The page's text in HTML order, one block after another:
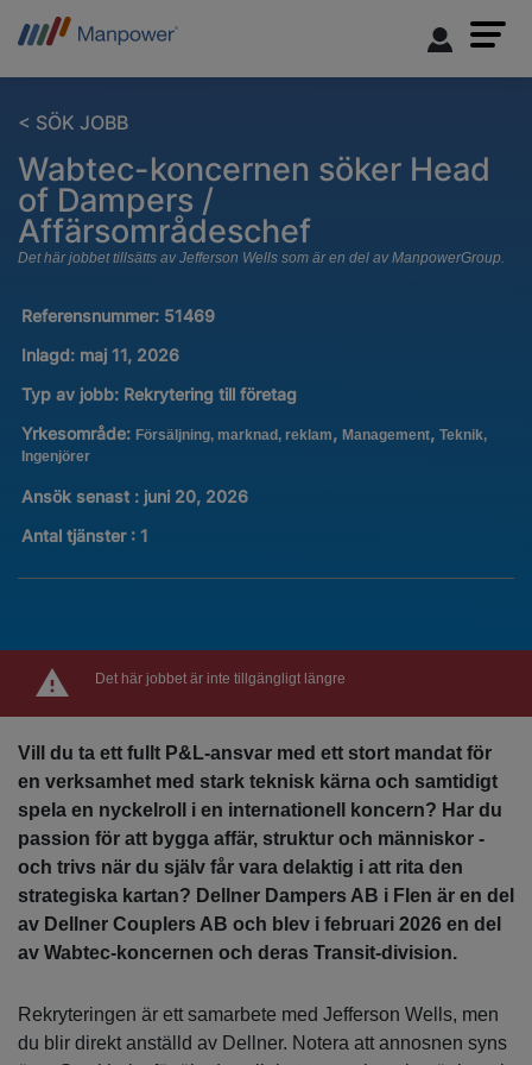
< SÖK JOBB
Wabtec-koncernen söker Head
of Dampers /
Affärsområdeschef
Det här jobbet tillsätts av Jefferson Wells som är en del av ManpowerGroup.
Referensnummer: 51469
Inlagd: maj 11, 2026
Typ av jobb: Rekrytering till företag
Yrkesområde: Försäljning, marknad, reklam, Management, Teknik,
Ingenjörer
Ansök senast : juni 20, 2026
Antal tjänster : 1
Det här jobbet är inte tillgängligt längre
Vill du ta ett fullt P&L-ansvar med ett stort mandat för
en verksamhet med stark teknisk kärna och samtidigt
spela en nyckelroll i en internationell koncern? Har du
passion för att bygga affär, struktur och människor -
och trivs när du själv får vara delaktig i att rita den
strategiska kartan? Dellner Dampers AB i Flen är en del
av Dellner Couplers AB och blev i februari 2026 en del
av Wabtec-koncernen och deras Transit-division.
Rekryteringen är ett samarbete med Jefferson Wells, men
du blir direkt anställd av Dellner. Notera att annosnen syns